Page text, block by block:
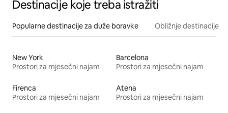
Destinacije koje treba istražiti
Popularne destinacije za duže boravke Obližnje destinacije
New York
Prostori za mjesečni najam
Barcelona
Prostori za mjesečni najam
Firenca
Prostori za mjesečni najam
Atena
Prostori za mjesečni najam